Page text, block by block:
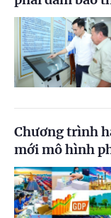
Chương trình
mới mô hình